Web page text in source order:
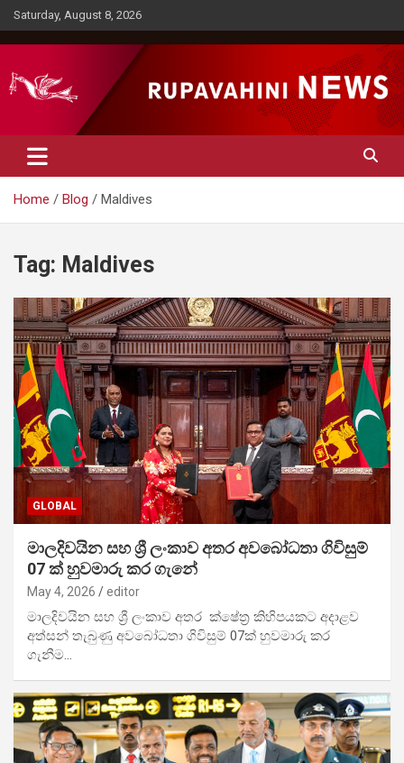
Skip
to
content
Saturday, August 8, 2026
Rupavahini News
Home Blog Maldives
Tag: Maldives
GLOBAL
මාලදිවයින සහ ශ්‍රී ලංකාව අතර අවබෝධතා ගිවිසුම්
07 ක් හුවමාරු කර ගැනේ
May 4, 2026 editor
මාලදිවයින සහ ශ්‍රී ලංකාව අතර ක්ෂේත්‍ර කිහිපයකට අදාළව
අත්සන් තැබුණු අවබෝධතා ගිවිසුම් 07ක් හුවමාරු කර
ගැනීම…